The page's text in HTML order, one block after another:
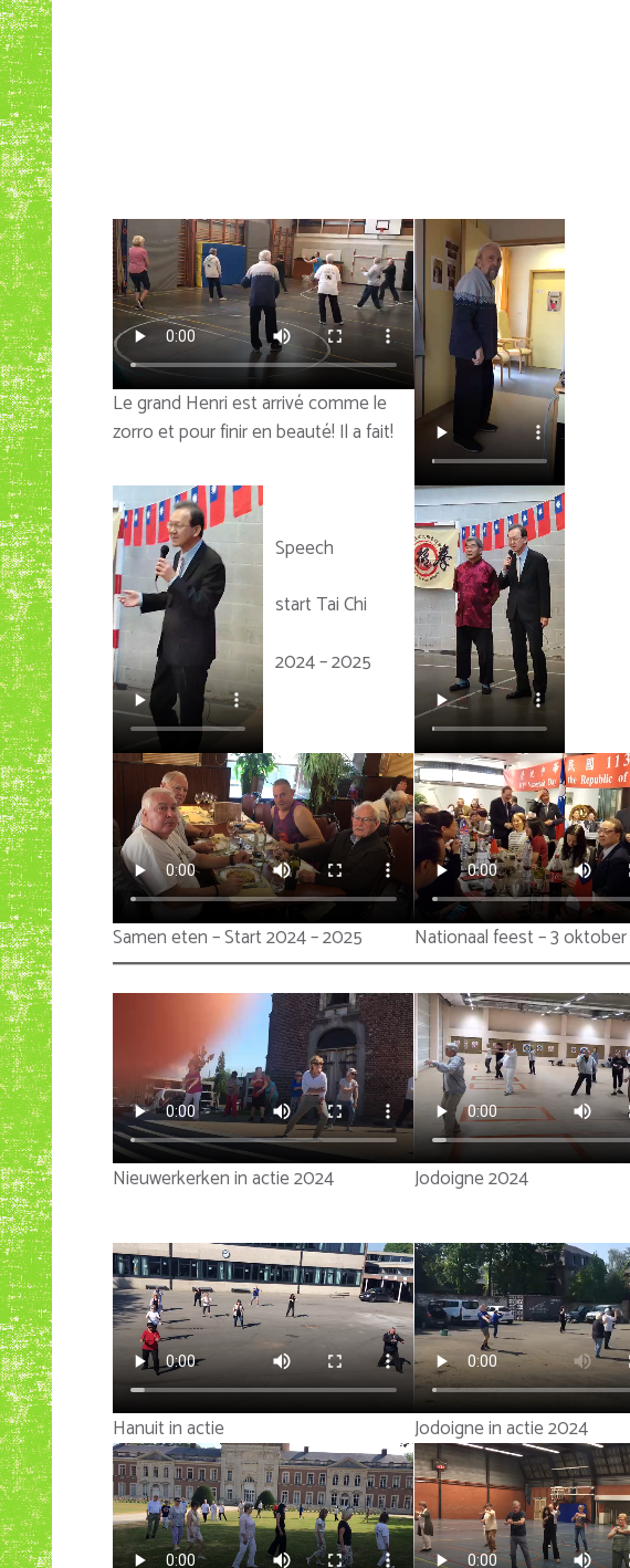
Le grand Henri est arrivé comme le
zorro et pour finir en beauté! Il a fait!
Speech
start Tai Chi
2024 – 2025
Samen eten – Start 2024 – 2025 Nationaal feest – 3
Nieuwerkerken in actie 2024
Jodoigne 2024
Hanuit in actie Jodoigne in actie 2024